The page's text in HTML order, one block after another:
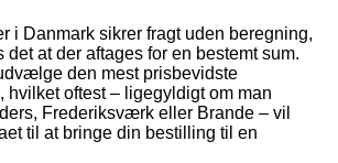
i Danmark sikrer fragt uden beregning,
at der aftages for en bestemt sum.
den mest prisbevidste
hvilket oftest – ligegyldigt om man
Frederiksværk eller Brande – vil
til at bringe din bestilling til en